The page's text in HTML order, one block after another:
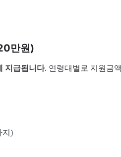
만원)
지급됩니다. 연령대별로 지원금
지)